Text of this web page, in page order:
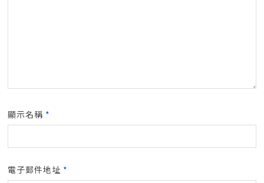
顯示名稱 *
電子郵件地址 *